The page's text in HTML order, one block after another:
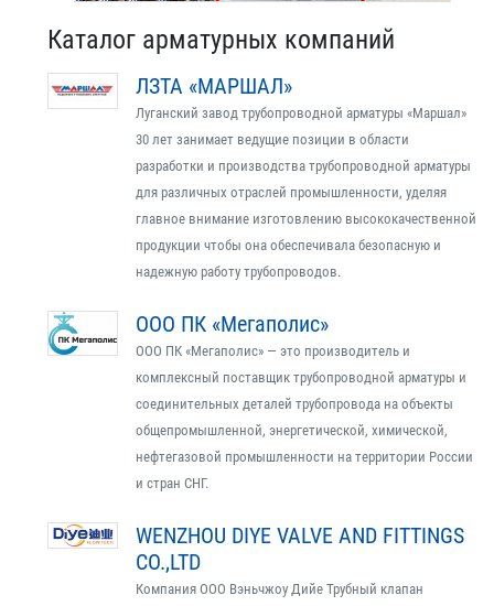
Каталог арматурных компаний
ЛЗТА «МАРШАЛ»
Луганский завод трубопроводной арматуры «Маршал»
30 лет занимает ведущие позиции в области
разработки и производства трубопроводной арматуры
для различных отраслей промышленности, уделяя
главное внимание изготовлению высококачественной
продукции чтобы она обеспечивала безопасную и
надежную работу трубопроводов.
ООО ПК «Мегаполис»
ООО ПК «Мегаполис» — это производитель и
комплексный поставщик трубопроводной арматуры и
соединительных деталей трубопровода на объекты
общепромышленной, энергетической, химической,
нефтегазовой промышленности на территории России
и стран СНГ.
WENZHOU DIYE VALVE AND FITTINGS
CO.,LTD
Компания ООО Вэньчжоу Дийе Трубный клапан